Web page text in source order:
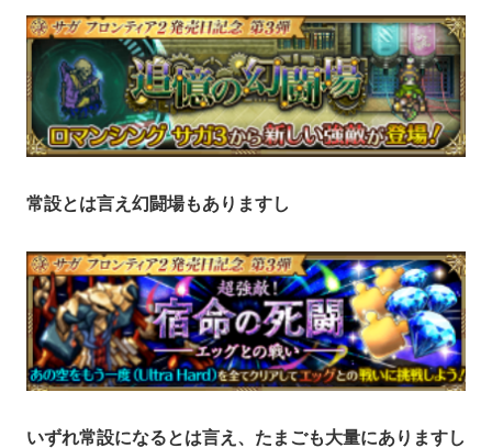
常設とは言え幻闘場もありますし
いずれ常設になるとは言え、たまごも大量にありますし